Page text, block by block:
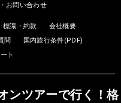
お問い合わせ
標識・約款
会社概要
問
国内旅行条件(PDF)
ト
ンツアーで行く！格